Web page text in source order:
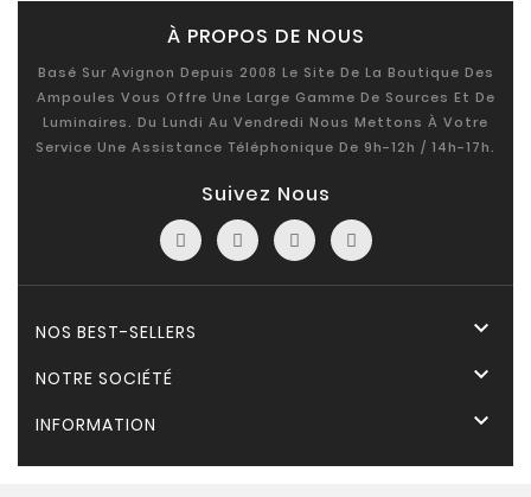
À PROPOS DE NOUS
Basé Sur Avignon Depuis 2008 Le Site De La Boutique Des
Ampoules Vous Offre Une Large Gamme De Sources Et De
Luminaires. Du Lundi Au Vendredi Nous Mettons À Votre
Service Une Assistance Téléphonique De 9h-12h / 14h-17h.
Suivez Nous
NOS BEST-SELLERS 
NOTRE SOCIÉTÉ 
INFORMATION 